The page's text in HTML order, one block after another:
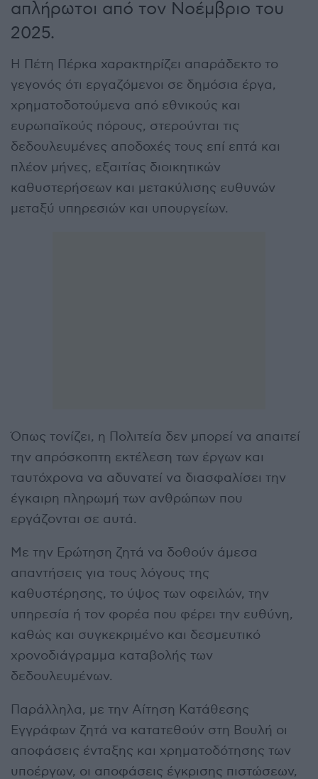
απλήρωτοι από τον Νοέμβριο του
2025.
Η Πέτη Πέρκα χαρακτηρίζει απαράδεκτο το
γεγονός ότι εργαζόμενοι σε δημόσια έργα,
χρηματοδοτούμενα από εθνικούς και
ευρωπαϊκούς πόρους, στερούνται τις
δεδουλευμένες αποδοχές τους επί επτά και
πλέον μήνες, εξαιτίας διοικητικών
καθυστερήσεων και μετακύλισης ευθυνών
μεταξύ υπηρεσιών και υπουργείων.
Όπως τονίζει, η Πολιτεία δεν μπορεί να απαιτεί
την απρόσκοπτη εκτέλεση των έργων και
ταυτόχρονα να αδυνατεί να διασφαλίσει την
έγκαιρη πληρωμή των ανθρώπων που
εργάζονται σε αυτά.
Με την Ερώτηση ζητά να δοθούν άμεσα
απαντήσεις για τους λόγους της
καθυστέρησης, το ύψος των οφειλών, την
υπηρεσία ή τον φορέα που φέρει την ευθύνη,
καθώς και συγκεκριμένο και δεσμευτικό
χρονοδιάγραμμα καταβολής των
δεδουλευμένων.
Παράλληλα, με την Αίτηση Κατάθεσης
Εγγράφων ζητά να κατατεθούν στη Βουλή οι
αποφάσεις ένταξης και χρηματοδότησης των
υποέργων, οι αποφάσεις έγκρισης πιστώσεων,